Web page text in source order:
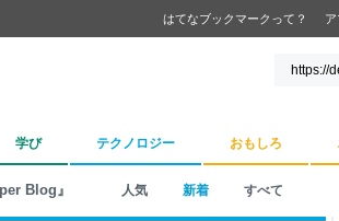
はてなブックマークって？
学び テクノロジー おもしろ
Blog』 人気 新着 すべて